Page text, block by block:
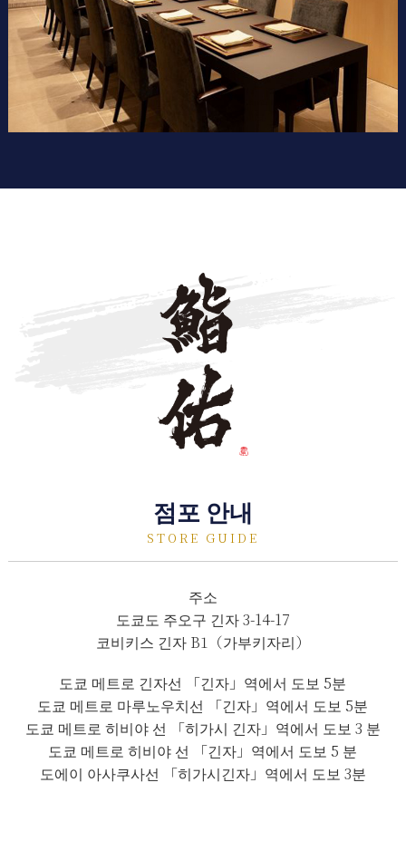
점포 안내
STORE GUIDE
주소
도쿄도 주오구 긴자 3-14-17
코비키스 긴자 B1（가부키자리）
도쿄 메트로 긴자선 「긴자」역에서 도보 5분
도쿄 메트로 마루노우치선 「긴자」역에서 도보 5분
도쿄 메트로 히비야 선 「히가시 긴자」역에서 도보 3 분
도쿄 메트로 히비야 선 「긴자」역에서 도보 5 분
도에이 아사쿠사선 「히가시긴자」역에서 도보 3분